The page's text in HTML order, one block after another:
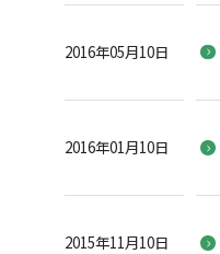
2016年05月10日
2016年01月10日
2015年11月10日